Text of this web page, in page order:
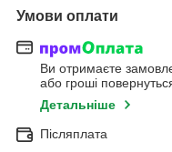
Умови оплати
Ви отримаєте
або гроші
Детальніше
Післяплата